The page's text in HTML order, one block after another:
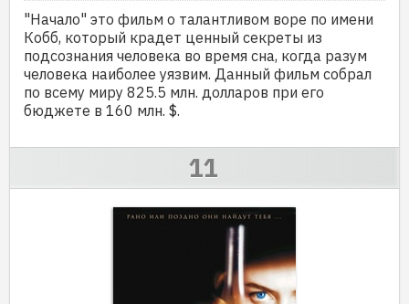
"Начало" это фильм о талантливом воре по имени
Кобб, который крадет ценный секреты из
подсознания человека во время сна, когда разум
человека наиболее уязвим. Данный фильм собрал
по всему миру 825.5 млн. долларов при его
бюджете в 160 млн. $.